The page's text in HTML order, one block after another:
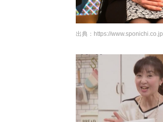
出典： https://www.sponichi.co.jp